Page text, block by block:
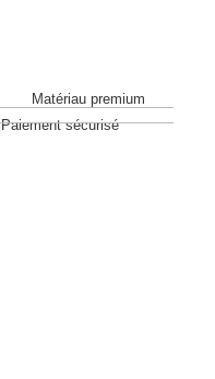
Matériau premium
Paiement sécurisé